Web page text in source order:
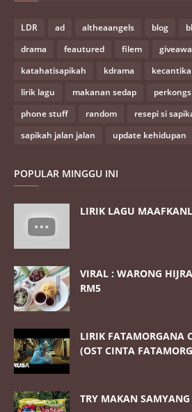
LDR ad altheaangels blog
drama
feautured filem
katahatisapikah
kdrama
lirik lagu
makanan sedap
phone stuff
random resepi si
sapikah jalan jalan
update kehidupan
POPULAR MINGGU INI
LIRIK LAGU
VIRAL : WARONG
RM5
LIRIK FATAMORGANA
(OST CINTA
TRY MAKAN SAMYANG